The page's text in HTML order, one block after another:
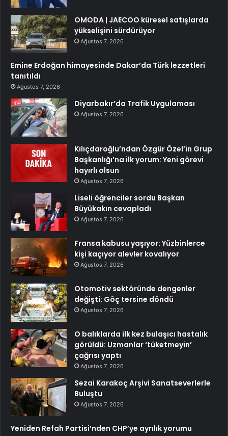
OMODA | JAECOO küresel satışlarda
yükselişini sürdürüyor
Ağustos 7, 2026
Emine Erdoğan himayesinde Dakar’da Türk lezzetleri
tanıtıldı
Ağustos 7, 2026
Diyarbakır’da Trafik Uygulaması
Ağustos 7, 2026
Kılıçdaroğlu’ndan Özgür Özel’in Grup
Başkanlığı’na ilk yorum: Yeni görevi
hayırlı olsun
Ağustos 7, 2026
Liseli öğrenciler sordu Başkan
Büyükakın cevapladı
Ağustos 7, 2026
Fransa kabusu yaşıyor: Yüzbinlerce
kişi kaçıyor alevler kovalıyor
Ağustos 7, 2026
Otomotiv sektöründe dengenler
değişti: Göç tersine döndü
Ağustos 7, 2026
O balıklarda ilk kez bulaşıcı hastalık
görüldü: Uzmanlar ‘tüketmeyin’
çağrısı yaptı
Ağustos 7, 2026
Sezai Karakoç Arşivi Sanatseverlerle
Buluştu
Ağustos 7, 2026
Yeniden Refah Partisi’nden CHP’ye ayrılık yorumu